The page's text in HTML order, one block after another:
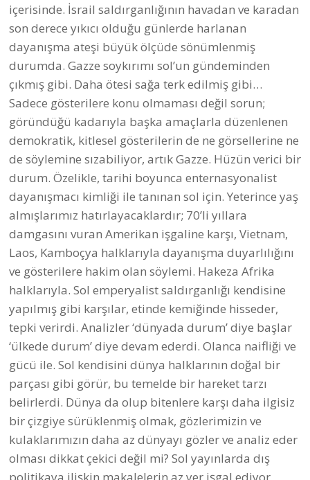
içerisinde. İsrail saldırganlığının havadan ve karadan
son derece yıkıcı olduğu günlerde harlanan
dayanışma ateşi büyük ölçüde sönümlenmiş
durumda. Gazze soykırımı sol’un gündeminden
çıkmış gibi. Daha ötesi sağa terk edilmiş gibi…
Sadece gösterilere konu olmaması değil sorun;
göründüğü kadarıyla başka amaçlarla düzenlenen
demokratik, kitlesel gösterilerin de ne görsellerine ne
de söylemine sızabiliyor, artık Gazze. Hüzün verici bir
durum. Özelikle, tarihi boyunca enternasyonalist
dayanışmacı kimliği ile tanınan sol için. Yeterince yaş
almışlarımız hatırlayacaklardır; 70’li yıllara
damgasını vuran Amerikan işgaline karşı, Vietnam,
Laos, Kamboçya halklarıyla dayanışma duyarlılığını
ve gösterilere hakim olan söylemi. Hakeza Afrika
halklarıyla. Sol emperyalist saldırganlığı kendisine
yapılmış gibi karşılar, etinde kemiğinde hisseder,
tepki verirdi. Analizler ‘dünyada durum’ diye başlar
‘ülkede durum’ diye devam ederdi. Olanca naifliği ve
gücü ile. Sol kendisini dünya halklarının doğal bir
parçası gibi görür, bu temelde bir hareket tarzı
belirlerdi. Dünya da olup bitenlere karşı daha ilgisiz
bir çizgiye sürüklenmiş olmak, gözlerimizin ve
kulaklarımızın daha az dünyayı gözler ve analiz eder
olması dikkat çekici değil mi? Sol yayınlarda dış